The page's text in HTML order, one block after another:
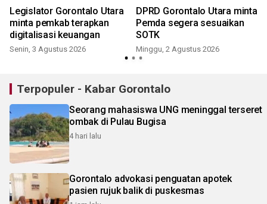
Legislator Gorontalo Utara
minta pemkab terapkan
digitalisasi keuangan
Senin, 3 Agustus 2026
DPRD Gorontalo Utara minta
Pemda segera sesuaikan
SOTK
Minggu, 2 Agustus 2026
Terpopuler - Kabar Gorontalo
Seorang mahasiswa UNG meninggal terseret
ombak di Pulau Bugisa
4 hari lalu
Gorontalo advokasi penguatan apotek
pasien rujuk balik di puskesmas